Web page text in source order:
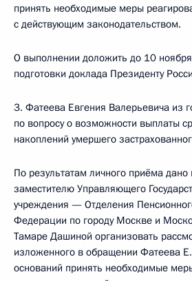
принять необходимые меры
с действующим законодательством.
О выполнении доложить до 10
подготовки доклада Президенту
3. Фатеева Евгения Валерьевича из
по вопросу о возможности выплаты
накоплений умершего
По результатам личного приёма дано
заместителю Управляющего
учреждения — Отделения
Федерации по городу Москве и
Тамаре Дашиной организовать
изложенного в обращении Фатеева
оснований принять необходимые